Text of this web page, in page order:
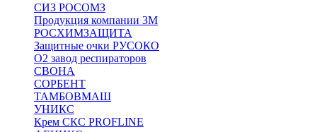
СИЗ РОСОМЗ
Продукция компании 3M
РОСХИМЗАЩИТА
Защитные очки РУСОКО
О2 завод респираторов
СВОНА
СОРБЕНТ
ТАМБОВМАШ
УНИКС
Крем СКС PROFLINE